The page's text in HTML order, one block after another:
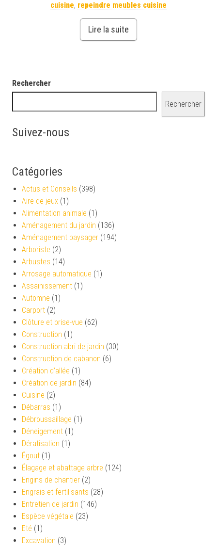
cuisine, repeindre meubles cuisine
Lire la suite
Rechercher
Rechercher
Suivez-nous
Catégories
Actus et Conseils (398)
Aire de jeux (1)
Alimentation animale (1)
Aménagement du jardin (136)
Aménagement paysager (194)
Arboriste (2)
Arbustes (14)
Arrosage automatique (1)
Assainissement (1)
Automne (1)
Carport (2)
Clôture et brise-vue (62)
Construction (1)
Construction abri de jardin (30)
Construction de cabanon (6)
Création d’allée (1)
Création de jardin (84)
Cuisine (2)
Débarras (1)
Débroussaillage (1)
Déneigement (1)
Dératisation (1)
Égout (1)
Élagage et abattage arbre (124)
Engins de chantier (2)
Engrais et fertilisants (28)
Entretien de jardin (146)
Espèce végétale (23)
Eté (1)
Excavation (3)